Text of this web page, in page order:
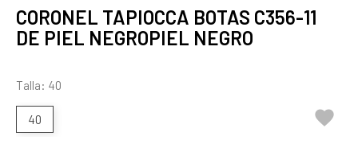
CORONEL TAPIOCCA BOTAS C356-11
DE PIEL NEGROPIEL NEGRO
Talla: 40
40 